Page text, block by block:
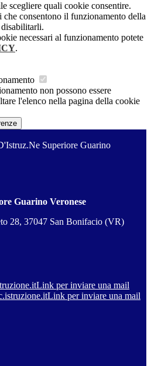
scegliere quali cookie consentire.
consentono il funzionamento della
necessari al funzionamento potete
.
non possono essere
l'elenco nella pagina della cookie
Superiore Guarino
Guarino Veronese
28, 37047 San Bonifacio (VR)
Link per inviare una mail
Link per inviare una mail